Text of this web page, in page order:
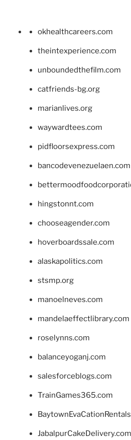
okhealthcareers.com
theintexperience.com
unboundedthefilm.com
catfriends-bg.org
marianlives.org
waywardtees.com
pidfloorsexpress.com
bancodevenezuelaen.com
hingstonnt.com
chooseagender.com
hoverboardssale.com
alaskapolitics.com
stsmp.org
manoelneves.com
mandelaeffectlibrary.com
roselynns.com
balanceyoganj.com
salesforceblogs.com
TrainGames365.com
JabalpurCakeDelivery.com